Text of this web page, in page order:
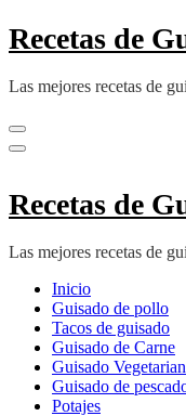
Recetas de
Las mejores recetas de
Recetas de
Las mejores recetas de
Inicio
Guisado de pollo
Tacos de guisado
Guisado de Carne
Guisado
Guisado de
Potajes